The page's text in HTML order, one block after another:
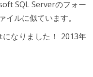
SQL Serverのフォー
イルに似ています。
なりました！ 2013年